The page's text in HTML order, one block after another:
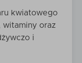
kwiatowego
witaminy oraz
i